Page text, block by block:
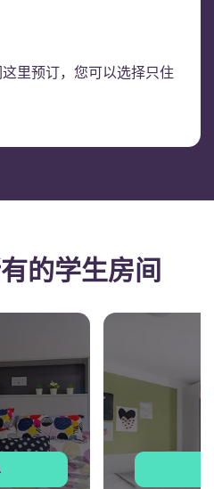
里预订，您可以选择只住
的学生房间